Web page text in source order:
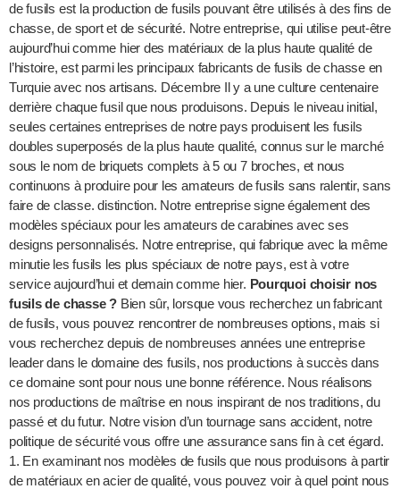
de fusils est la production de fusils pouvant être utilisés à des fins de
chasse, de sport et de sécurité. Notre entreprise, qui utilise peut-être
aujourd’hui comme hier des matériaux de la plus haute qualité de
l’histoire, est parmi les principaux fabricants de fusils de chasse en
Turquie avec nos artisans. Décembre Il y a une culture centenaire
derrière chaque fusil que nous produisons. Depuis le niveau initial,
seules certaines entreprises de notre pays produisent les fusils
doubles superposés de la plus haute qualité, connus sur le marché
sous le nom de briquets complets à 5 ou 7 broches, et nous
continuons à produire pour les amateurs de fusils sans ralentir, sans
faire de classe. distinction. Notre entreprise signe également des
modèles spéciaux pour les amateurs de carabines avec ses
designs personnalisés. Notre entreprise, qui fabrique avec la même
minutie les fusils les plus spéciaux de notre pays, est à votre
service aujourd’hui et demain comme hier. Pourquoi choisir nos
fusils de chasse ?Bien sûr, lorsque vous recherchez un fabricant
de fusils, vous pouvez rencontrer de nombreuses options, mais si
vous recherchez depuis de nombreuses années une entreprise
leader dans le domaine des fusils, nos productions à succès dans
ce domaine sont pour nous une bonne référence. Nous réalisons
nos productions de maîtrise en nous inspirant de nos traditions, du
passé et du futur. Notre vision d’un tournage sans accident, notre
politique de sécurité vous offre une assurance sans fin à cet égard.
1. En examinant nos modèles de fusils que nous produisons à partir
de matériaux en acier de qualité, vous pouvez voir à quel point nous